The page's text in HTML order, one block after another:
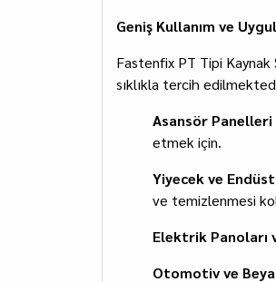
Geniş Kullanım ve
Fastenfix PT Tipi Kaynak
sıklıkla tercih
Asansör Panelleri
etmek için.
Yiyecek ve
ve temizlenmesi
Elektrik Panoları
Otomotiv ve